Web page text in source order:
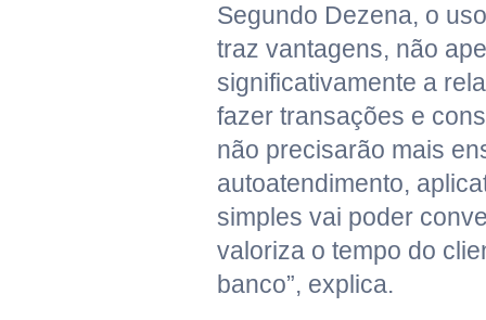
Segundo Dezena, o
traz vantagens, não
significativamente a
fazer transações e
não precisarão mais
autoatendimento,
simples vai poder
valoriza o tempo do
banco”, explica.